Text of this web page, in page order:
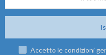
Accetto le condizioni